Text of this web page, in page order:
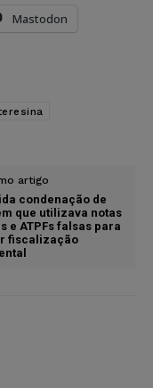
Mastodon
artigo
condenação de
que utilizava notas
e ATPFs falsas para
fiscalização